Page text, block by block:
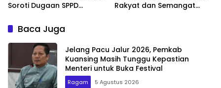
Soroti Dugaan SPPD
Rakyat dan Semangat
Baca Juga
Jelang Pacu Jalur 2026, Pemkab
Kuansing Masih Tunggu Kepastian
Menteri untuk Buka Festival
Ragam 5 Agustus 2026